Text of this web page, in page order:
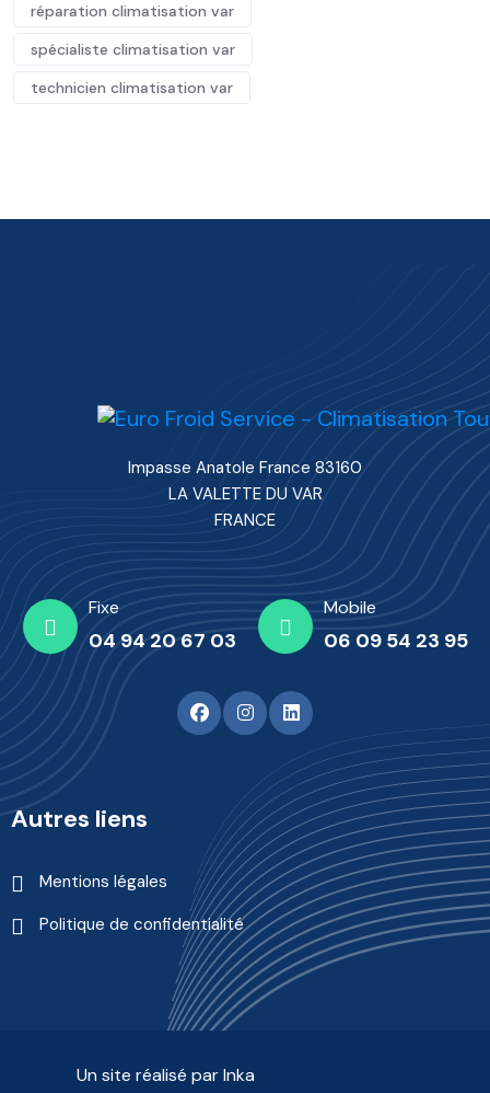
réparation climatisation var
spécialiste climatisation var
technicien climatisation var
Impasse Anatole France 83160
LA VALETTE DU VAR
FRANCE
Fixe
04 94 20 67 03
Mobile
06 09 54 23 95
Autres liens
Mentions légales
Politique de confidentialité
Un site réalisé par Inka